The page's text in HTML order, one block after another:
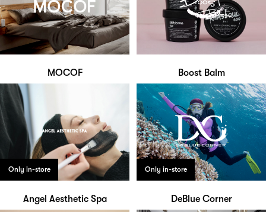
MOCOF Boost Balm
Only in-store
Angel Aesthetic Spa
Only in-store
DeBlue Corner